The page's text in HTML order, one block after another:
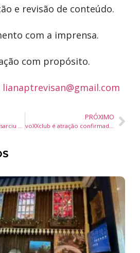
e revisão de conteúdo.
com a imprensa.
com propósito.
lianaptrevisan@gmail.com
Governo Federal já ressarciu 98,5% dos aposentados e pensionistas do INSS que aderiram a acordo
PRÓXIMO
voXXclub é atração confirmada na 40ª Oktoberfest Blumenau